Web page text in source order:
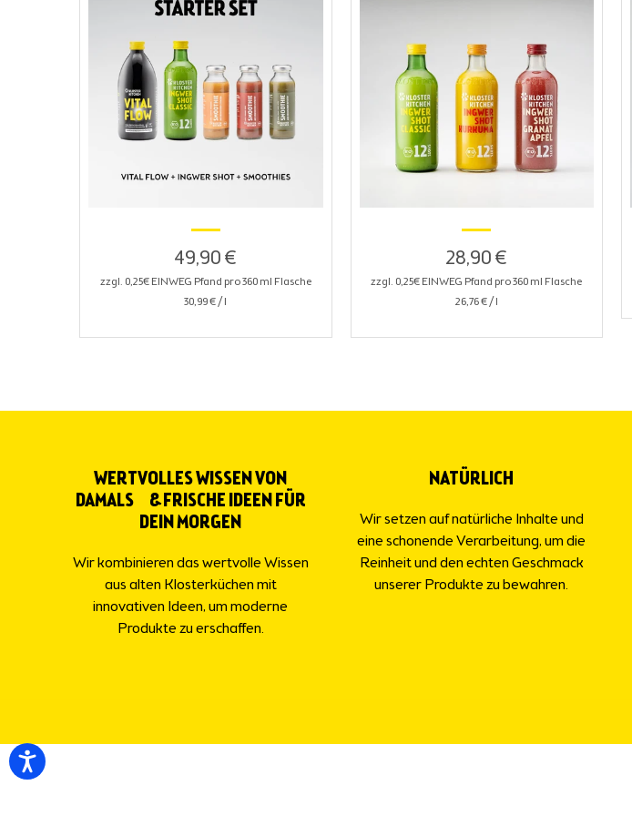
49,90 €
zzgl. 0,25€ EINWEG Pfand pro 360 ml Flasche
30,99 € /
28,90 €
zzgl. 0,25€ EINWEG Pfand pro 360 ml Flasche
26,76 € /
WERTVOLLES WISSEN VON
DAMALS & FRISCHE IDEEN FÜR
DEIN MORGEN
Wir kombinieren das wertvolle Wissen
aus alten Klosterküchen mit
innovativen Ideen, um moderne
Produkte zu erschaffen.
NATÜRLICH
Wir setzen auf natürliche Inhalte und
eine schonende Verarbeitung, um die
Reinheit und den echten Geschmack
unserer Produkte zu bewahren.